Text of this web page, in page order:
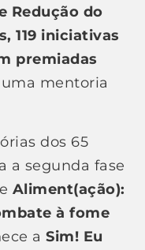
Redução do
119 iniciativas
premiadas
mentoria
dos 65
a segunda fase
Aliment(ação):
à fome
a Sim! Eu